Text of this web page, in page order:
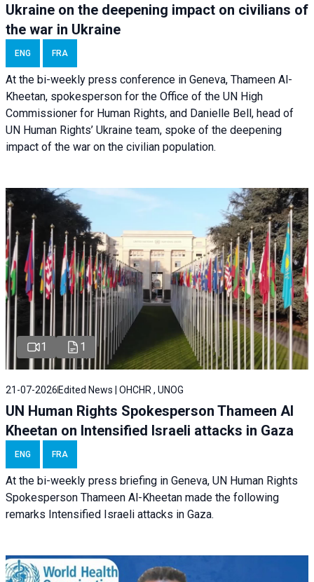
Ukraine on the deepening impact on civilians of
the war in Ukraine
ENG FRA
At the bi-weekly press conference in Geneva, Thameen Al-
Kheetan, spokesperson for the Office of the UN High
Commissioner for Human Rights, and Danielle Bell, head of
UN Human Rights’ Ukraine team, spoke of the deepening
impact of the war on the civilian population.
1 1
21-07-2026 Edited News | OHCHR , UNOG
UN Human Rights Spokesperson Thameen Al
Kheetan on Intensified Israeli attacks in Gaza
ENG FRA
At the bi-weekly press briefing in Geneva, UN Human Rights
Spokesperson Thameen Al-Kheetan made the following
remarks Intensified Israeli attacks in Gaza.